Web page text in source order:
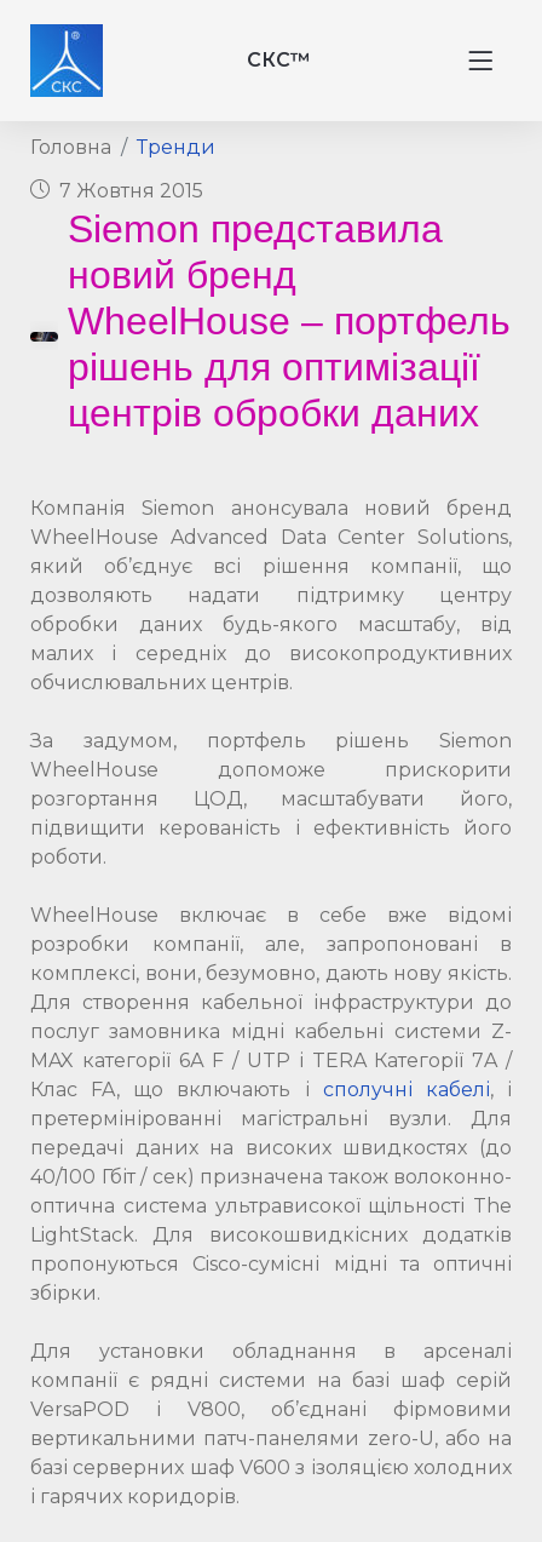
СКС™
Головна
Тренди
7 Жовтня 2015
Siemon представила
новий бренд
WheelHouse – портфель
рішень для оптимізації
центрів обробки даних
Компанія Siemon анонсувала новий бренд
WheelHouse Advanced Data Center Solutions,
який об’єднує всі рішення компанії, що
дозволяють надати підтримку центру
обробки даних будь-якого масштабу, від
малих і середніх до високопродуктивних
обчислювальних центрів.
За задумом, портфель рішень Siemon
WheelHouse допоможе прискорити
розгортання ЦОД, масштабувати його,
підвищити керованість і ефективність його
роботи.
WheelHouse включає в себе вже відомі
розробки компанії, але, запропоновані в
комплексі, вони, безумовно, дають нову якість.
Для створення кабельної інфраструктури до
послуг замовника мідні кабельні системи Z-
MAX категорії 6А F / UTP і TERA Категорії 7A /
Клас FA, що включають і сполучні кабелі, і
претермінірованні магістральні вузли. Для
передачі даних на високих швидкостях (до
40/100 Гбіт / сек) призначена також волоконно-
оптична система ультрависокої щільності The
LightStack. Для високошвидкісних додатків
пропонуються Cisco-сумісні мідні та оптичні
збірки.
Для установки обладнання в арсеналі
компанії є рядні системи на базі шаф серій
VersaPOD і V800, об’єднані фірмовими
вертикальними патч-панелями zero-U, або на
базі серверних шаф V600 з ізоляцією холодних
і гарячих коридорів.